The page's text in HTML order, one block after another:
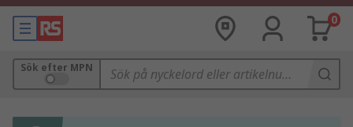
0
Sök efter MPN